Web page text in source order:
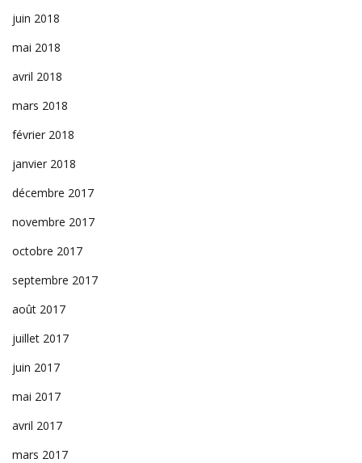
juin 2018
mai 2018
avril 2018
mars 2018
février 2018
janvier 2018
décembre 2017
novembre 2017
octobre 2017
septembre 2017
août 2017
juillet 2017
juin 2017
mai 2017
avril 2017
mars 2017